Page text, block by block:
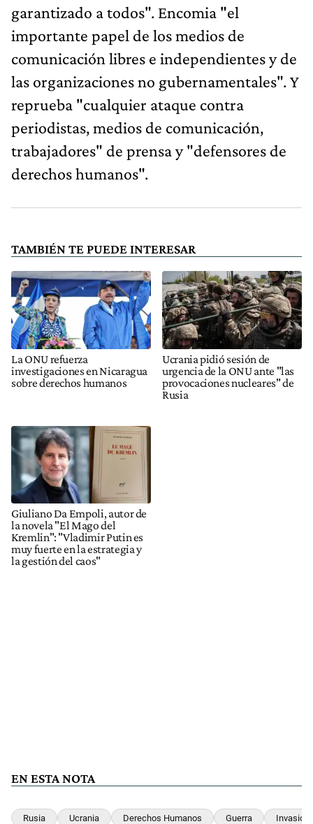
garantizado a todos". Encomia "el
importante papel de los medios de
comunicación libres e independientes y de
las organizaciones no gubernamentales". Y
reprueba "cualquier ataque contra
periodistas, medios de comunicación,
trabajadores" de prensa y "defensores de
derechos humanos".
TAMBIÉN TE PUEDE INTERESAR
La ONU refuerza
investigaciones en Nicaragua
sobre derechos humanos
Ucrania pidió sesión de
urgencia de la ONU ante "las
provocaciones nucleares" de
Rusia
Giuliano Da Empoli, autor de
la novela "El Mago del
Kremlin": "Vladimir Putin es
muy fuerte en la estrategia y
la gestión del caos"
EN ESTA NOTA
Rusia Ucrania Derechos Humanos Guerra Invasión